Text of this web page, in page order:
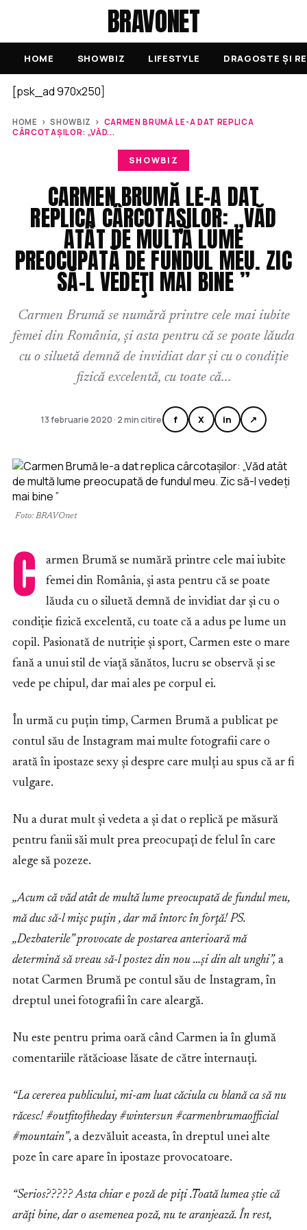
BRAVONET
HOME SHOWBIZ LIFESTYLE DRAGOSTE ȘI
[psk_ad 970x250]
HOME ›SHOWBIZ › CARMEN BRUMĂ LE-A DAT REPLICA
CÂRCOTAȘILOR: „VĂD...
SHOWBIZ
CARMEN BRUMĂ LE-A DAT
REPLICA CÂRCOTAȘILOR: „VĂD
ATÂT DE MULTĂ LUME
PREOCUPATĂ DE FUNDUL MEU. ZIC
SĂ-L VEDEŢI MAI BINE ”
Carmen Brumă se numără printre cele mai iubite
femei din România, și asta pentru că se poate lăuda
cu o siluetă demnă de invidiat dar și cu o condiție
fizică excelentă, cu toate că...
13 februarie 2020 · 2 min citire f X in ↗
Foto: BRAVOnet
C
armen Brumă se numără printre cele mai iubite
femei din România, și asta pentru că se poate
lăuda cu o siluetă demnă de invidiat dar și cu o
condiție fizică excelentă, cu toate că a adus pe lume un
copil. Pasionată de nutriție și sport, Carmen este o mare
fană a unui stil de viață sănătos, lucru se observă și se
vede pe chipul, dar mai ales pe corpul ei.
În urmă cu puțin timp, Carmen Brumă a publicat pe
contul său de Instagram mai multe fotografii care o
arată în ipostaze sexy și despre care mulți au spus că ar fi
vulgare.
Nu a durat mult și vedeta a și dat o replică pe măsură
pentru fanii săi mult prea preocupați de felul în care
alege să pozeze.
„Acum că văd atât de multă lume preocupată de fundul meu,
mă duc să-l mişc puţin , dar mă întorc în forţă! PS.
„Dezbaterile” provocate de postarea anterioară mă
determină să vreau să-l postez din nou …şi din alt unghi”, a
notat Carmen Brumă pe contul său de Instagram, în
dreptul unei fotografii în care aleargă.
Nu este pentru prima oară când Carmen ia în glumă
comentariile rătăcioase lăsate de către internauți.
“La cererea publicului, mi-am luat căciula cu blană ca să nu
răcesc! #outfitoftheday #wintersun #carmenbrumaofficial
#mountain”, a dezvăluit aceasta, în dreptul unei alte
poze în care apare în ipostaze provocatoare.
“Serios????? Asta chiar e poză de piţi .Toată lumea ştie că
arăţi bine, dar o asemenea poză, nu te aranjează. În rest,